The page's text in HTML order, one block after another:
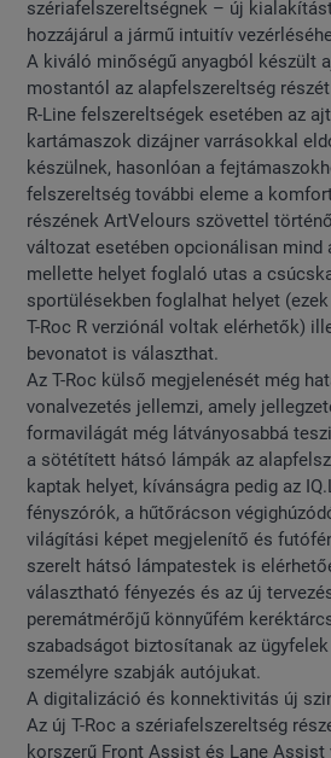
szériafelszereltségnek – új
hozzájárul a jármű intuitív
A kiváló minőségű anyagból készült
mostantól az alapfelszereltség
R-Line felszereltségek esetében az
kartámaszok dizájner varrásokkal
készülnek, hasonlóan a
felszereltség további eleme a
részének ArtVelours szövettel
változat esetében opcionálisan mind
mellette helyet foglaló utas a
sportülésekben foglalhat helyet
T-Roc R verziónál voltak elérhetők)
bevonatot is választhat.
Az T-Roc külső megjelenését még
vonalvezetés jellemzi, amely
formavilágát még látványosabbá
a sötétített hátsó lámpák az
kaptak helyet, kívánságra pedig az
fényszórók, a hűtőrácson
világítási képet megjelenítő és
szerelt hátsó lámpatestek is
választható fényezés és az új
peremátmérőjű könnyűfém
szabadságot biztosítanak az
személyre szabják autójukat.
A digitalizáció és konnektivitás új
Az új T-Roc a szériafelszereltség
korszerű Front Assist és Lane